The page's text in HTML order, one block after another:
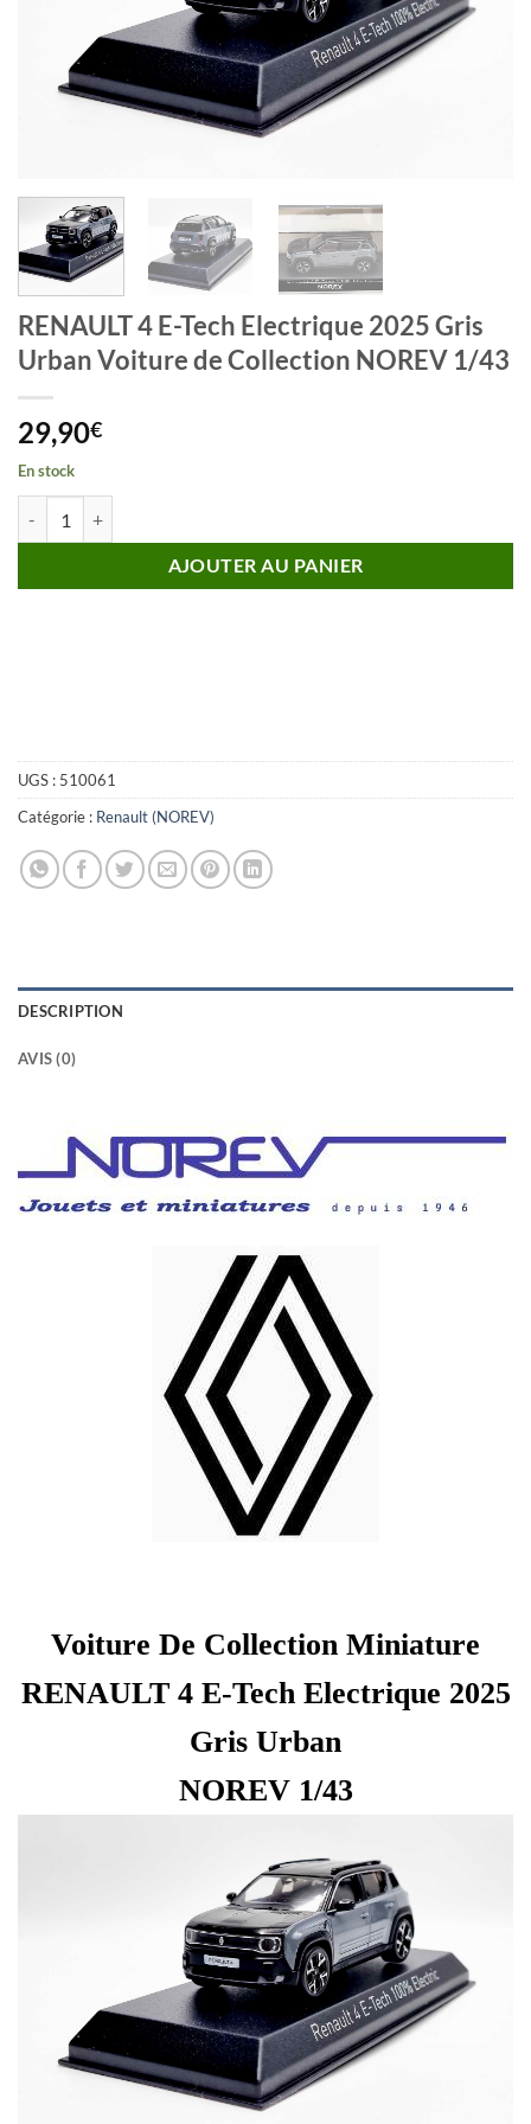
RENAULT 4 E-Tech Electrique 2025 Gris
Urban Voiture de Collection NOREV 1/43
29,90€
En stock
AJOUTER AU PANIER
UGS : 510061
Catégorie : Renault (NOREV)
DESCRIPTION
AVIS (0)
Voiture De Collection Miniature
RENAULT 4 E-Tech Electrique 2025
Gris Urban
NOREV 1/43